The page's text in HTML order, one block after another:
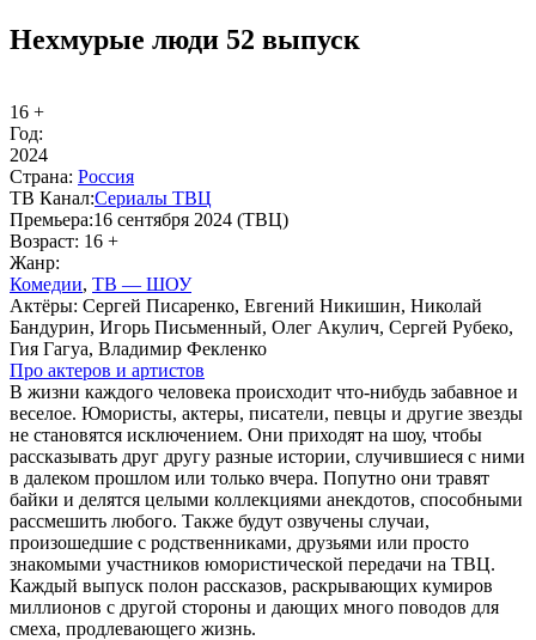
Нехмурые люди 52 выпуск
16 +
Год:
2024
Стра­на: Рос­сия
ТВ Ка­нал:Сериалы ТВЦ
Пре­мье­ра:16 сентября 2024 (ТВЦ)
Воз­раст: 16 +
Жанр:
Ко­ме­дии, ТВ — ШОУ
Ак­тё­ры: Сергей Писаренко, Евгений Никишин, Николай
Бандурин, Игорь Письменный, Олег Акулич, Сергей Рубеко,
Гия Гагуа, Владимир Фекленко
Про ак­те­ров и ар­ти­стов
В жизни каждого человека происходит что-нибудь забавное и
веселое. Юмористы, актеры, писатели, певцы и другие звезды
не становятся исключением. Они приходят на шоу, чтобы
рассказывать друг другу разные истории, случившиеся с ними
в далеком прошлом или только вчера. Попутно они травят
байки и делятся целыми коллекциями анекдотов, способными
рассмешить любого. Также будут озвучены случаи,
произошедшие с родственниками, друзьями или просто
знакомыми участников юмористической передачи на ТВЦ.
Каждый выпуск полон рассказов, раскрывающих кумиров
миллионов с другой стороны и дающих много поводов для
смеха, продлевающего жизнь.